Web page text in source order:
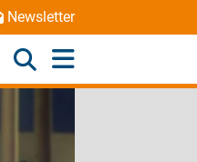
Newsletter